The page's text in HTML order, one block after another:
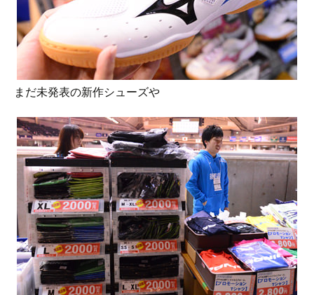
まだ未発表の新作シューズや